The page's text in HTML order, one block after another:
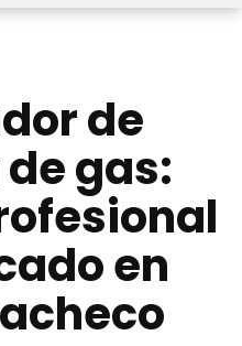
de
gas:
en